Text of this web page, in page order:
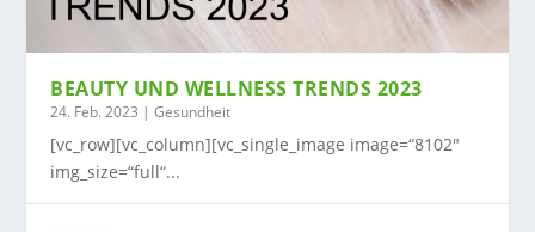
BEAUTY UND WELLNESS TRENDS 2023
24. Feb. 2023 |Gesundheit
[vc_row][vc_column][vc_single_image image=“8102″
img_size=“full“...